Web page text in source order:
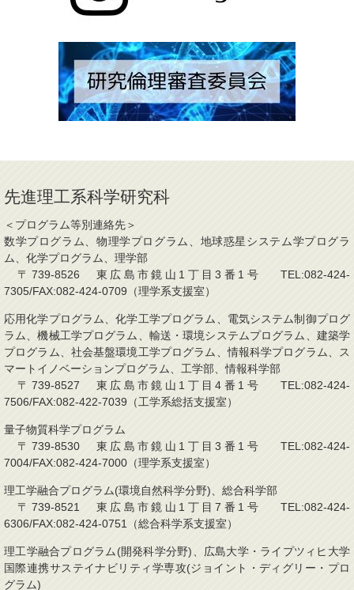
先進理工系科学研究科
＜プログラム等別連絡先＞
数学プログラム、物理学プログラム、地球惑星システム学プログラ
ム、化学プログラム、理学部
〒739-8526 東広島市鏡山1丁目3番1号 TEL:082-424-
7305/FAX:082-424-0709（理学系支援室）
応用化学プログラム、化学工学プログラム、電気システム制御プログ
ラム、機械工学プログラム、輸送・環境システムプログラム、建築学
プログラム、社会基盤環境工学プログラム、情報科学プログラム、ス
マートイノベーションプログラム、工学部、情報科学部
〒739-8527 東広島市鏡山1丁目4番1号 TEL:082-424-
7506/FAX:082-422-7039（工学系総括支援室）
量子物質科学プログラム
〒739-8530 東広島市鏡山1丁目3番1号 TEL:082-424-
7004/FAX:082-424-7000（理学系支援室）
理工学融合プログラム(環境自然科学分野)、総合科学部
〒739-8521 東広島市鏡山1丁目7番1号 TEL:082-424-
6306/FAX:082-424-0751（総合科学系支援室）
理工学融合プログラム(開発科学分野)、広島大学・ライプツィヒ大学
国際連携サステイナビリティ学専攻(ジョイント・ディグリー・プロ
グラム)